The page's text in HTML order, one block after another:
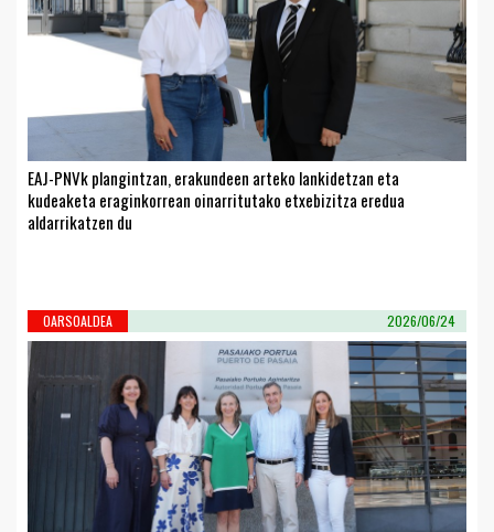
EAJ-PNVk plangintzan, erakundeen arteko lankidetzan eta
kudeaketa eraginkorrean oinarritutako etxebizitza eredua
aldarrikatzen du
OARSOALDEA 2026/06/24